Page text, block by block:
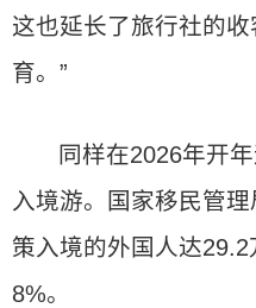
这也延长了旅行社的
育。”
同样在2026年开
入境游。国家移民管
策入境的外国人达
8%。